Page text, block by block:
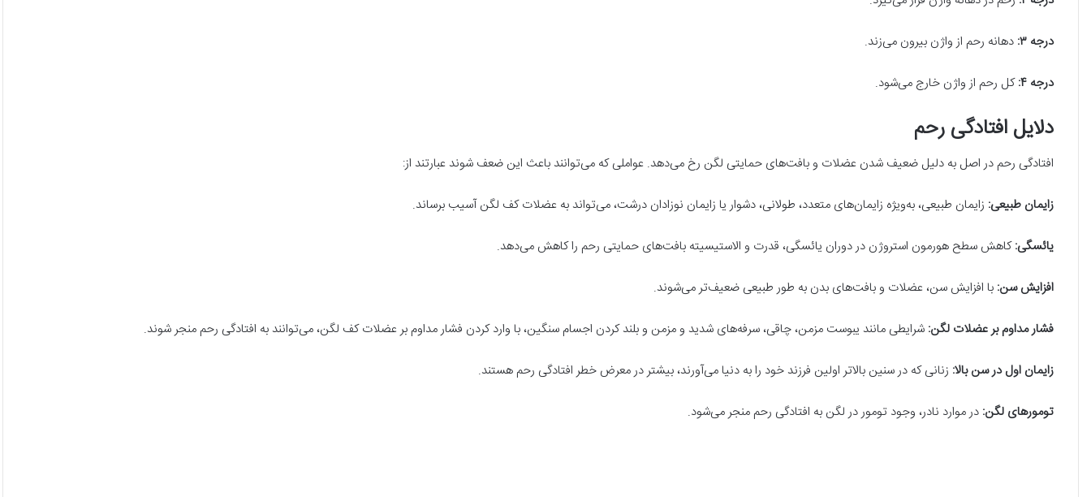
درجه ۳: دهانه رحم از واژن بیرون می‌زند.
درجه ۴: کل رحم از واژن خارج می‌شود.
دلایل افتادگی رحم
افتادگی رحم در اصل به دلیل ضعیف شدن عضلات و بافت‌های حمایتی لگن رخ می‌دهد. عواملی که می‌توانند باعث این ضعف شوند عبارتند از:
زایمان طبیعی: زایمان طبیعی، به‌ویژه زایمان‌های متعدد، طولانی، دشوار یا زایمان نوزادان درشت، می‌تواند به عضلات کف لگن آسیب برساند.
یائسگی:کاهش سطح هورمون استروژن در دوران یائسگی، قدرت و الاستیسیته بافت‌های حمایتی رحم را کاهش می‌دهد.
افزایش سن: با افزایش سن، عضلات و بافت‌های بدن به طور طبیعی ضعیف‌تر می‌شوند.
فشار مداوم بر عضلات لگن: شرایطی مانند یبوست مزمن، چاقی، سرفه‌های شدید و مزمن و بلند کردن اجسام سنگین، با وارد کردن فشار مداوم بر عضلات کف لگن، می‌توانند به افتادگی رحم منجر شوند.
زایمان اول در سن بالا: زنانی که در سنین بالاتر اولین فرزند خود را به دنیا می‌آورند، بیشتر در معرض خطر افتادگی رحم هستند.
تومورهای لگن: در موارد نادر، وجود تومور در لگن به افتادگی رحم منجر می‌شود.